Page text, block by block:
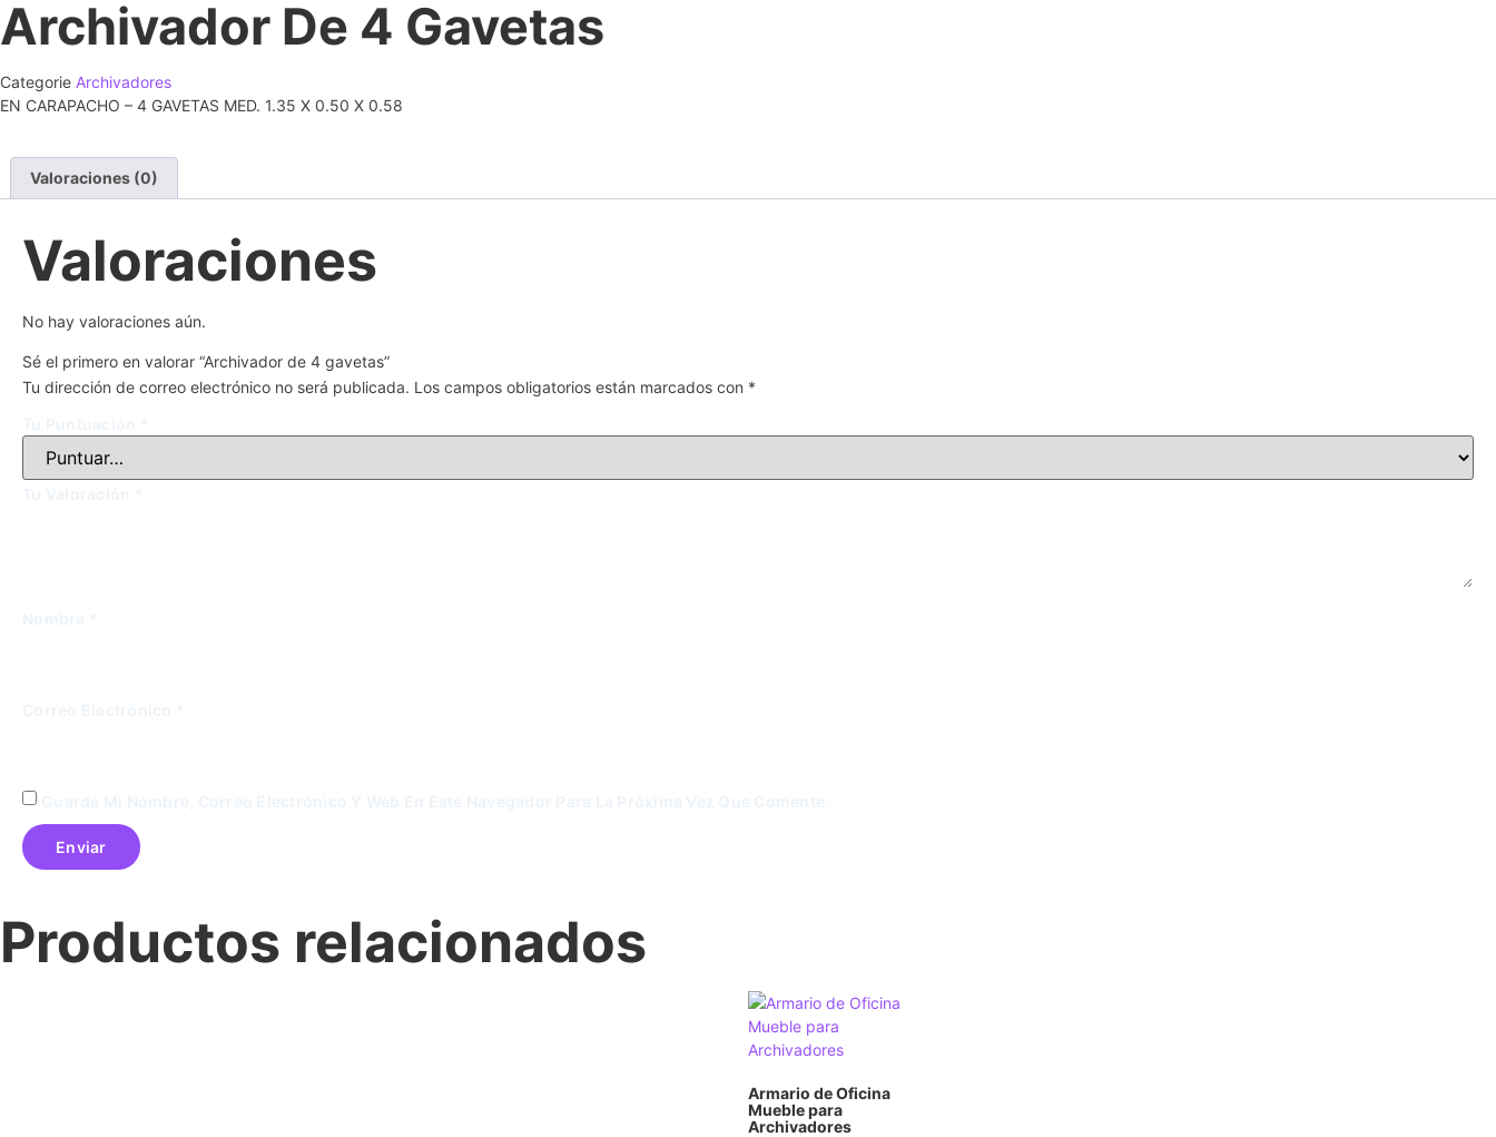
Archivador De 4 Gavetas
Categorie Archivadores
EN CARAPACHO – 4 GAVETAS MED. 1.35 X 0.50 X 0.58
Valoraciones (0)
Valoraciones
No hay valoraciones aún.
Sé el primero en valorar “Archivador de 4 gavetas”
Tu dirección de correo electrónico no será publicada. Los campos obligatorios están marcados con *
Productos relacionados
Armario de Oficina
Mueble para
Archivadores